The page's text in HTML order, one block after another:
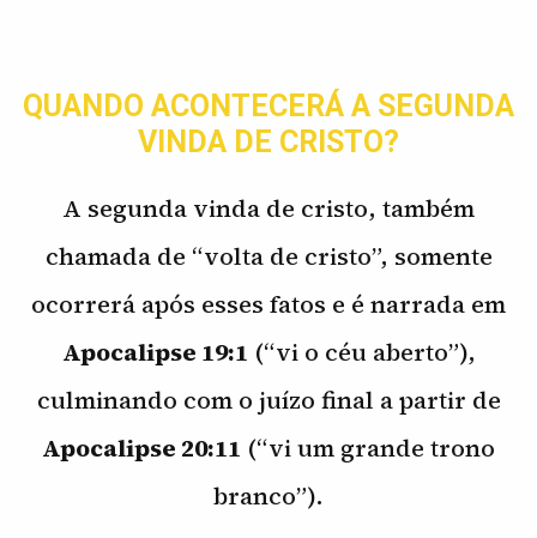
QUANDO ACONTECERÁ A SEGUNDA
VINDA DE CRISTO?
A segunda vinda de cristo, também
chamada de “volta de cristo”, somente
ocorrerá após esses fatos e é narrada em
Apocalipse 19:1 (“vi o céu aberto”),
culminando com o juízo final a partir de
Apocalipse 20:11 (“vi um grande trono
branco”).